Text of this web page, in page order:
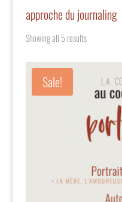
approche du journaling
Showing all 5 results
Sale!